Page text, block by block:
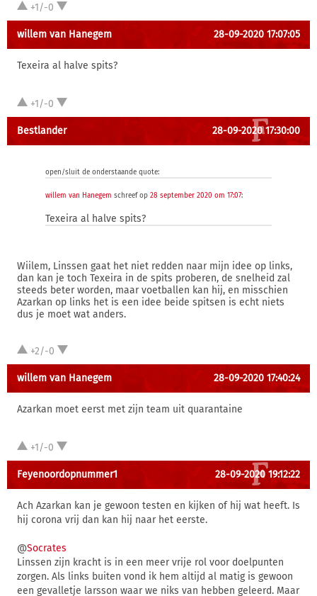
+1/-0
willem van Hanegem 28-09-2020 17:07:05
Texeira al halve spits?
+1/-0
Bestlander 28-09-2020 17:30:00
open/sluit de onderstaande quote:
willem van Hanegem schreef op 28 september 2020 om 17:07:
Texeira al halve spits?
Wiilem, Linssen gaat het niet redden naar mijn idee op links,
dan kan je toch Texeira in de spits proberen, de snelheid zal
steeds beter worden, maar voetballen kan hij, en misschien
Azarkan op links het is een idee beide spitsen is echt niets
dus je moet wat anders.
+2/-0
willem van Hanegem 28-09-2020 17:40:24
Azarkan moet eerst met zijn team uit quarantaine
+1/-0
Feyenoordopnummer1 28-09-2020 19:12:22
Ach Azarkan kan je gewoon testen en kijken of hij wat heeft. Is
hij corona vrij dan kan hij naar het eerste.
@Socrates
Linssen zijn kracht is in een meer vrije rol voor doelpunten
zorgen. Als links buiten vond ik hem altijd al matig is gewoon
een gevalletje larsson waar we niks van hebben geleerd. Maar